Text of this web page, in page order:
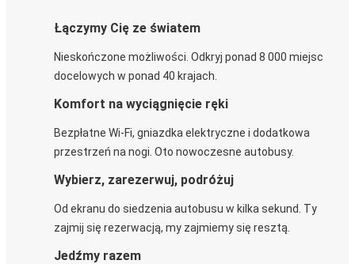
Łączymy Cię ze światem
Nieskończone możliwości. Odkryj ponad 8 000 miejsc
docelowych w ponad 40 krajach.
Komfort na wyciągnięcie ręki
Bezpłatne Wi-Fi, gniazdka elektryczne i dodatkowa
przestrzeń na nogi. Oto nowoczesne autobusy.
Wybierz, zarezerwuj, podróżuj
Od ekranu do siedzenia autobusu w kilka sekund. Ty
zajmij się rezerwacją, my zajmiemy się resztą.
Jedźmy razem